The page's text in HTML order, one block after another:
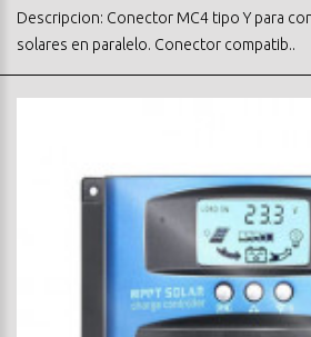
Descripcion: Conector MC4 tipo Y para
solares en paralelo. Conector compatib..